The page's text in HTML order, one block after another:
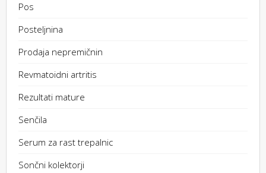
Pos
Posteljnina
Prodaja nepremičnin
Revmatoidni artritis
Rezultati mature
Senčila
Serum za rast trepalnic
Sončni kolektorji